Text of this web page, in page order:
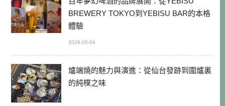
BREWERY TOKYO到YEBISU BAR的本格
體驗
2026-05-04
爐端燒的魅力與演進：從仙台發跡到圍爐裏
的純樸之味